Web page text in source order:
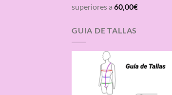
superiores a 60,00€
GUIA DE TALLAS